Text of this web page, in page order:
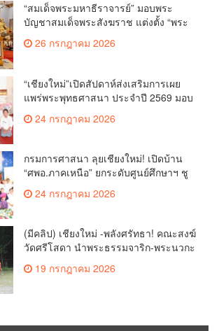
“สมเด็จพระมหาธีราจารย์” มอบพระ
บัญชาสมเด็จพระสังฆราช แต่งตั้ง “พระ
ราชปัญญาเวที” เป็นรองเจ้าคณะจังหวัด
เชียงใหม่
26 กรกฎาคม 2026
“เชียงใหม่”เปิดสัปดาห์ส่งเสริมการเผย
แพร่พระพุทธศาสนา ประจำปี 2569 มอบ
ประโยชน์แก่พระพุทธศาสนา
24 กรกฎาคม 2026
กรมการศาสนา ลุยเชียงใหม่! เปิดบ้าน
“ศพอ.ภาคเหนือ” ยกระดับศูนย์ศึกษาฯ ชู
24 กรกฎาคม 2026
(มีคลิป) เชียงใหม่ -พลังศรัทธา! คณะสงฆ์
วัดศรีโสดา นำพระธรรมจาริก-พระนวกะ
บนพื้นที่สูง 150 รูป ย่ำเท้าเปล่าธรรม
ยาตราตามรอยครูบาศรีวิชัย วาระ 150 ปี
19 กรกฎาคม 2026